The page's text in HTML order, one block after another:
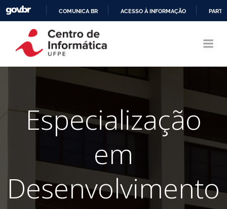
CONTEÚDO
COMUNICA BR ACESSO À INFORMAÇÃO
Especialização
em
Desenvolvimento